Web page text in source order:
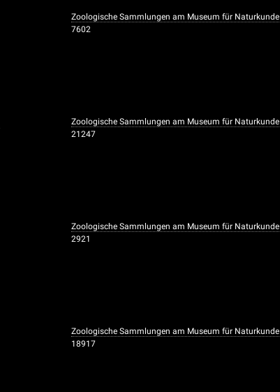
Zoologische Sammlungen am Museum für Naturkunde
7602
Zoologische Sammlungen am Museum für Naturkunde
21247
Zoologische Sammlungen am Museum für Naturkunde
2921
Zoologische Sammlungen am Museum für Naturkunde
18917